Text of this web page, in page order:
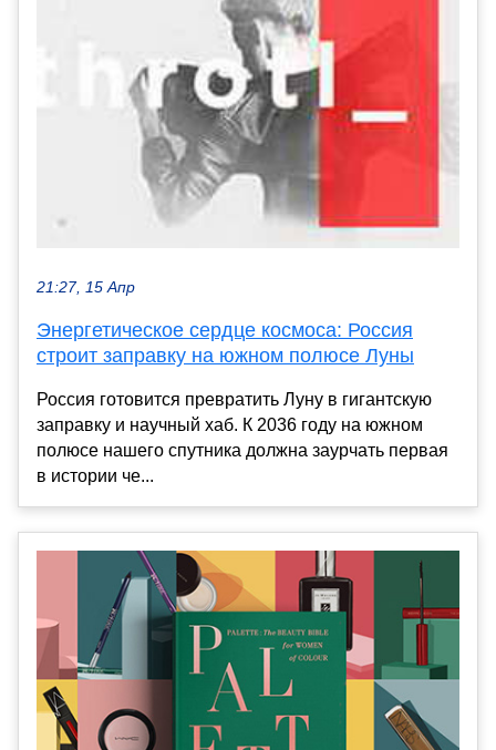
21:27, 15 Апр
Энергетическое сердце космоса: Россия
строит заправку на южном полюсе Луны
Россия готовится превратить Луну в гигантскую
заправку и научный хаб. К 2036 году на южном
полюсе нашего спутника должна заурчать первая
в истории че...